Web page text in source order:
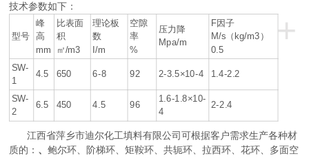
技术参数如下：
+
型号
峰
高
mm
比表面
积
㎡/m3
理论板
数
I/m
空隙
率
%
压力降
Mpa/m
F因子
M/s（kg/m3）
0.5
SW-
1
4.5 650 6-8 92 2-3.5×10-4 1.4-2.2
SW-
2
6.5 450 4.5 96
1.6-1.8×10-
4
2-2.4
江西省萍乡市迪尔化工填料有限公司可根据客户需求生产各种材
质的： 、鲍尔环、阶梯环、矩鞍环、共轭环、拉西环、花环、多面空